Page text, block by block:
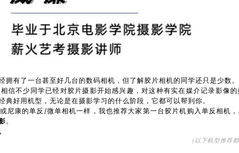
拥有了一台甚至好几台的数码相机，但了解胶片相机的同学还只是少数
信不少同学已经对胶片摄影开始感兴趣，对这种有实在媒介记录影像
好用机型，无论是在摄影学习的什么阶段，它都可以帮到你。
尼康的单反/微单相机一样，我也推荐大家第一台胶片机购入单反相机，
。
（以下机型推荐